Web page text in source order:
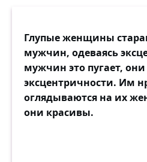
Глупые женщины
мужчин, одеваясь
мужчин это пугает, они
эксцентричности. Им
оглядываются на их
они красивы.